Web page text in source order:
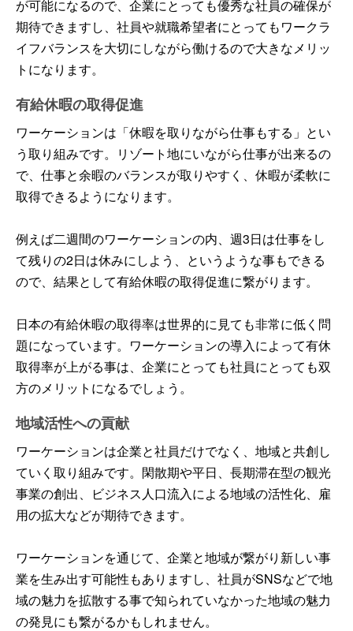
が可能になるので、企業にとっても優秀な社員の確保が
期待できますし、社員や就職希望者にとってもワークラ
イフバランスを大切にしながら働けるので大きなメリッ
トになります。
有給休暇の取得促進
ワーケーションは「休暇を取りながら仕事もする」とい
う取り組みです。リゾート地にいながら仕事が出来るの
で、仕事と余暇のバランスが取りやすく、休暇が柔軟に
取得できるようになります。
例えば二週間のワーケーションの内、週3日は仕事をし
て残りの2日は休みにしよう、というような事もできる
ので、結果として有給休暇の取得促進に繋がります。
日本の有給休暇の取得率は世界的に見ても非常に低く問
題になっています。ワーケーションの導入によって有休
取得率が上がる事は、企業にとっても社員にとっても双
方のメリットになるでしょう。
地域活性への貢献
ワーケーションは企業と社員だけでなく、地域と共創し
ていく取り組みです。閑散期や平日、長期滞在型の観光
事業の創出、ビジネス人口流入による地域の活性化、雇
用の拡大などが期待できます。
ワーケーションを通じて、企業と地域が繋がり新しい事
業を生み出す可能性もありますし、社員がSNSなどで地
域の魅力を拡散する事で知られていなかった地域の魅力
の発見にも繋がるかもしれません。